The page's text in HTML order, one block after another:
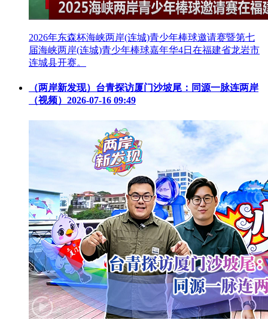
2026年东森杯海峡两岸(连城)青少年棒球邀请赛暨第七
届海峡两岸(连城)青少年棒球嘉年华4日在福建省龙岩市
连城县开赛。
（两岸新发现）台青探访厦门沙坡尾：同源一脉连两岸
（视频） 2026-07-16 09:49